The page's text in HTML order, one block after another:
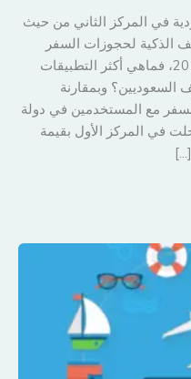
في المركز الثاني من حيث
الذكية لحجوزات السفر
والسياحة خلال العام الماضي 2018، فماهي أكثر التطبيقات
السعوديين؟ وبمقارنة
مع المستخدمين في دولة
في المركز الأول بقيمة